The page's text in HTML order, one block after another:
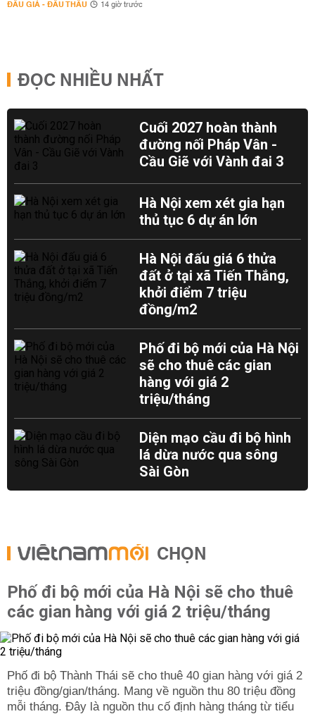
ĐẤU GIÁ - ĐẤU THẦU 14 giờ trước
ĐỌC NHIỀU NHẤT
Cuối 2027 hoàn thành
đường nối Pháp Vân -
Cầu Giẽ với Vành đai 3
Hà Nội xem xét gia hạn
thủ tục 6 dự án lớn
Hà Nội đấu giá 6 thửa
đất ở tại xã Tiến Thắng,
khởi điểm 7 triệu
đồng/m2
Phố đi bộ mới của Hà Nội
sẽ cho thuê các gian
hàng với giá 2
triệu/tháng
Diện mạo cầu đi bộ hình
lá dừa nước qua sông
Sài Gòn
CHỌN
Phố đi bộ mới của Hà Nội sẽ cho thuê
các gian hàng với giá 2 triệu/tháng
Phố đi bộ Thành Thái sẽ cho thuê 40 gian hàng với giá 2
triệu đồng/gian/tháng. Mang về nguồn thu 80 triệu đồng
mỗi tháng. Đây là nguồn thu cố định hàng tháng từ tiểu